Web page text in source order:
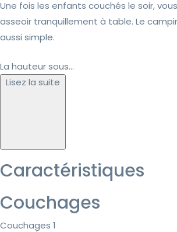
Une fois les enfants couchés le soir,
asseoir tranquillement à table. Le
aussi simple.
La hauteur sous...
Lisez la suite
Caractéristiques
Couchages
Couchages 1